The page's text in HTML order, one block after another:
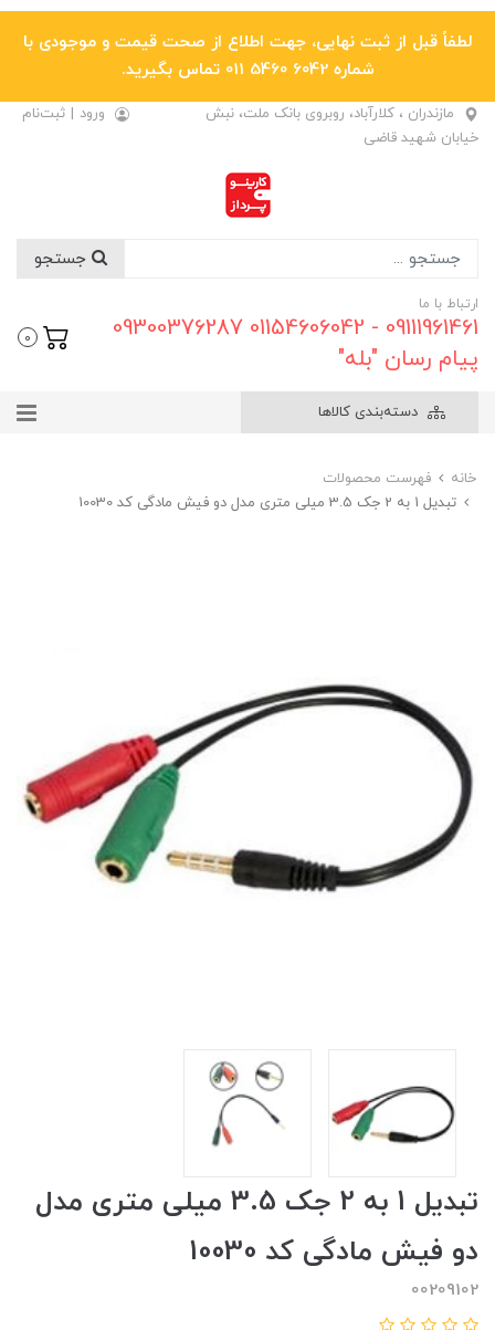
لطفاً قبل از ثبت نهایی، جهت اطلاع از صحت قیمت و موجودی با
شماره 6042 5460 011 تماس بگیرید.
مازندران ، کلارآباد، روبروی بانک ملت، نبش
خیابان شهید قاضی
ورود | ثبت‌نام
ارتباط با ما
09111961461 - 01154606042 09300376287
پیام رسان "بله"
0
دسته‌بندی کالاها
خانه
فهرست محصولات
تبدیل 1 به 2 جک 3.5 میلی متری مدل دو فیش مادگی کد 10030
تبدیل 1 به 2 جک 3.5 میلی متری مدل
دو فیش مادگی کد 10030
00209102